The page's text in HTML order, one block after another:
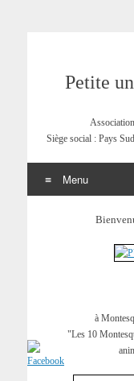
Petite
Siège social : Pays
Menu
à
"Les 10